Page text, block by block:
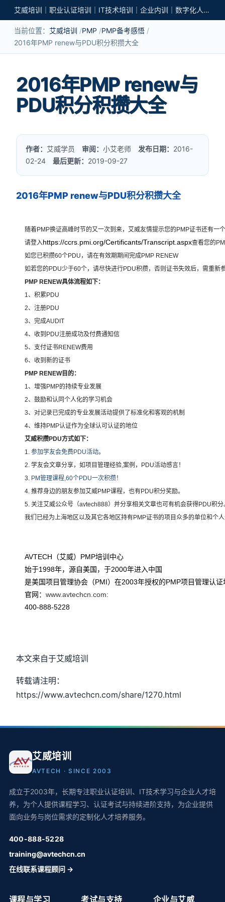
艾威培训｜职业认证培训｜IT技术培训｜企业内训｜数字化人才培养
当前位置： 艾威培训 PMP
PMP备考感悟
2016年PMP renew与PDU积分积攒大全
2016年PMP renew与
PDU积分积攒大全
作者： 艾威学员 审阅：小艾老师 发布日期： 2016-
02-24最后更新： 2019-09-27
2016年PMP renew与PDU积分积攒大全
随着PMP换证高峰时节的又一次到来，艾威友情提示您的PMP证书还有一
请登入https://ccrs.pmi.org/Certificants/Transcript.aspx查看您的
如您已积攒60个PDU，请在有效期期间完成PMP RENEW
如若您的PDU少于60个，请尽快进行PDU积攒，否则证书失效后，需重新
PMP RENEW具体流程如下：
1、积累PDU
2、注册PDU
3、完成AUDIT
4、收到PDU注册成功及付费通知信
5、支付证书RENEW费用
6、收到新的证书
PMP RENEW目的：
1、增强PMP的持续专业发展
2、鼓励和认同个人化的学习机会
3、对记录已完成的专业发展活动提供了标准化和客观的机制
4、维持PMP认证作为全球认可认证的地位
艾威积攒PDU方式如下：
1.参加学友会免费PDU活动。
2. 学友会文章分享，如项目管理经验,案例，PDU活动感言！
3. PM管理课程,60个PDU一次积攒！
4.推荐身边的朋友参加艾威PMP课程，也有PDU积分奖励。
5.关注艾威公众号（avtech888）并分享相关文章也可有机会获得PDU积分
我们已经为上海地区以及其它各地区持有PMP证书的项目众多的单位和个
AVTECH（艾威） PMP培训 中心
始于1998年，源自美国，于2000年进入中国
是美国项目管理协会（PMI）在2003年授权的PMP项目管理认
官网：www.avtechcn.com:
400-888-5228
本文来自于艾威培训
转载请注明：
https://www.avtechcn.com/share/1270.html
艾威培训
AVTECH · SINCE 2003
成立于2003年，长期专注职业认证培训、IT技术学习与企业人才培
养，为个人提供课程学习、认证考试与持续进阶支持，为企业提供
面向业务与岗位需求的定制化人才培养服务。
400-888-5228
training@avtechcn.cn
在线联系课程顾问 →
课程与学习 考试与支持 企业与艾威